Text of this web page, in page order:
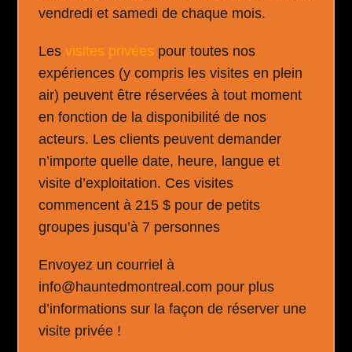
vendredi et samedi de chaque mois.
Lesvisites privées pour toutes nos
expériences (y compris les visites en plein
air) peuvent être réservées à tout moment
en fonction de la disponibilité de nos
acteurs. Les clients peuvent demander
n’importe quelle date, heure, langue et
visite d’exploitation. Ces visites
commencent à 215 $ pour de petits
groupes jusqu’à 7 personnes
Envoyez un courriel à
info@hauntedmontreal.com pour plus
d’informations sur la façon de réserver une
visite privée !